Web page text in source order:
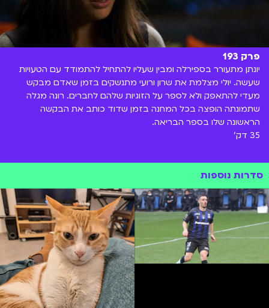
פרק 193
יונתן מתעורר בספירלה ומבין שעליו להתחיל להתמודד עם הטעויות
שעשה. יולי מצלמת את שרון ורועי מתנשקים בזמן שאדם מבקש
מעדי להתאפק ולא לספר על הזוגיות שלהם לחברים. רונה מגלה
שתמונתה הופצה בכל המחנה בזמן שדוד כותב את הבקשה
הראשונה שלו בספר הבריאה.
35 דק'
סדרות נוספות